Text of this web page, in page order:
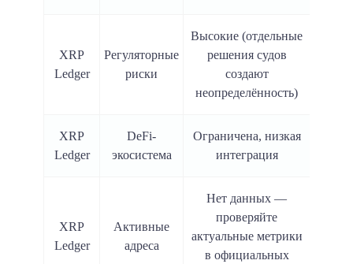
XRP
Ledger
Регуляторные
риски
Высокие (отдельные
решения судов
создают
неопределённость)
XRP
Ledger
DeFi-
экосистема
Ограничена, низкая
интеграция
XRP
Ledger
Активные
адреса
Нет данных —
проверяйте
актуальные метрики
в официальных